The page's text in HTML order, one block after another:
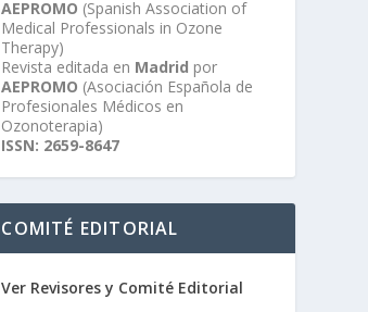
AEPROMO (Spanish Association of
Medical Professionals in Ozone
Therapy)
Revista editada en Madrid por
AEPROMO (Asociación Española de
Profesionales Médicos en
Ozonoterapia)
ISSN: 2659-8647
COMITÉ EDITORIAL
Ver Revisores y Comité Editorial